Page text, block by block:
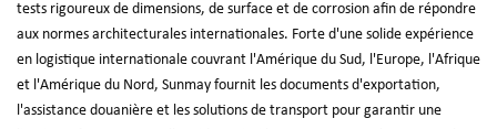
tests rigoureux de dimensions, de surface et de corrosion afin de répondre
aux normes architecturales internationales. Forte d'une solide expérience
en logistique internationale couvrant l'Amérique du Sud, l'Europe, l'Afrique
et l'Amérique du Nord, Sunmay fournit les documents d'exportation,
l'assistance douanière et les solutions de transport pour garantir une